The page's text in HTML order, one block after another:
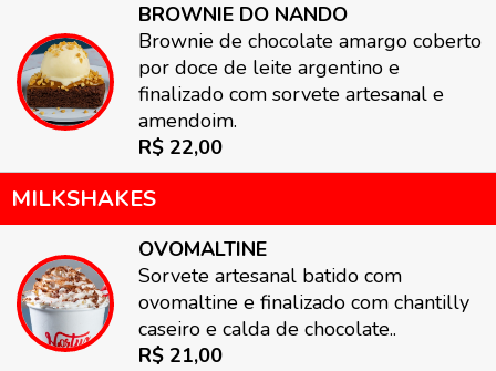
BROWNIE DO NANDO
Brownie de chocolate amargo coberto
por doce de leite argentino e
finalizado com sorvete artesanal e
amendoim.
R$ 22,00
MILKSHAKES
OVOMALTINE
Sorvete artesanal batido com
ovomaltine e finalizado com chantilly
caseiro e calda de chocolate..
R$ 21,00